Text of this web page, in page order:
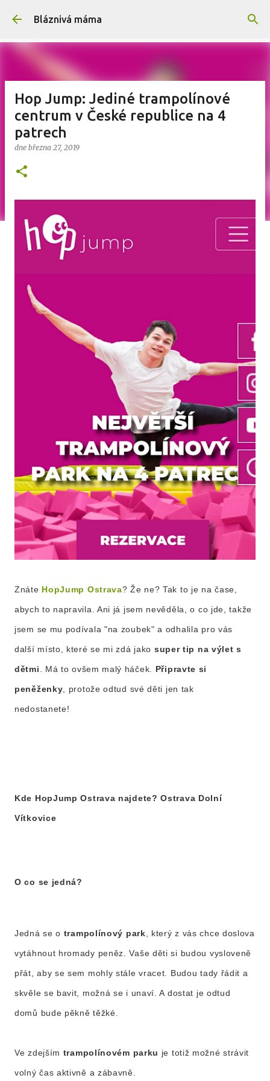
Přeskočit na hlavní obsah
Bláznivá máma
Hop Jump: Jediné trampolínové
centrum v České republice na 4
patrech
dne března 27, 2019
Znáte HopJump Ostrava? Že ne? Tak to je na čase,
abych to napravila. Ani já jsem nevěděla, o co jde, takže
jsem se mu podívala "na zoubek" a odhalila pro vás
další místo, které se mi zdá jako super tip na výlet s
dětmi . Má to ovšem malý háček. Připravte si
peněženky , protože odtud své děti jen tak
nedostanete!
Kde HopJump Ostrava najdete?Ostrava Dolní
Vítkovice
O co se jedná?
Jedná se o trampolínový park , který z vás chce doslova
vytáhnout hromady peněz. Vaše děti si budou vysloveně
přát, aby se sem mohly stále vracet. Budou tady řádit a
skvěle se bavit, možná se i unaví. A dostat je odtud
domů bude pěkně těžké.
Ve zdejším trampolínovém parku je totiž možné strávit
volný čas aktivně a zábavně.